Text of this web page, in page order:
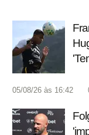
05/08/26 às 16:42